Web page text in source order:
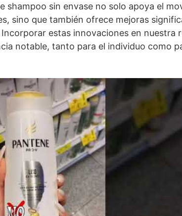
shampoo sin envase no solo apoya el
sino que también ofrece mejoras
estas innovaciones en nuestra
notable, tanto para el individuo como